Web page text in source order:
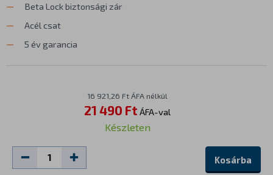
Beta Lock biztonsági zár
Acél csat
5 év garancia
16 921,26 Ft ÁFA nélkül
21 490 Ft ÁFA-val
Készleten
Kosárba